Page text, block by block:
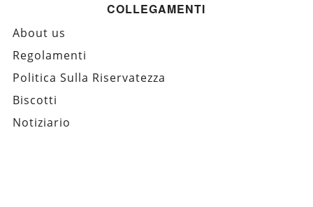
COLLEGAMENTI
About us
Regolamenti
Politica Sulla Riservatezza
Biscotti
Notiziario